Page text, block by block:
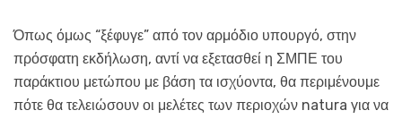
Όπως όμως “ξέφυγε” από τον αρμόδιο υπουργό, στην
πρόσφατη εκδήλωση, αντί να εξετασθεί η ΣΜΠΕ του
παράκτιου μετώπου με βάση τα ισχύοντα, θα περιμένουμε
πότε θα τελειώσουν οι μελέτες των περιοχών natura για να